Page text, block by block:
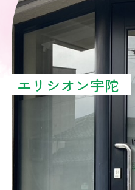
施設紹介
ブログ
ニュース
会社概要
エリシオン宇陀